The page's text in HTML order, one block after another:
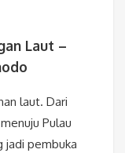
Laut –
laut. Dari
Pulau
jadi pembuka